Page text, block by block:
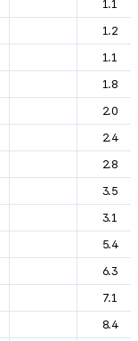
1.1
1.2
1.1
1.8
2.0
2.4
2.8
3.5
3.1
5.4
6.3
7.1
8.4